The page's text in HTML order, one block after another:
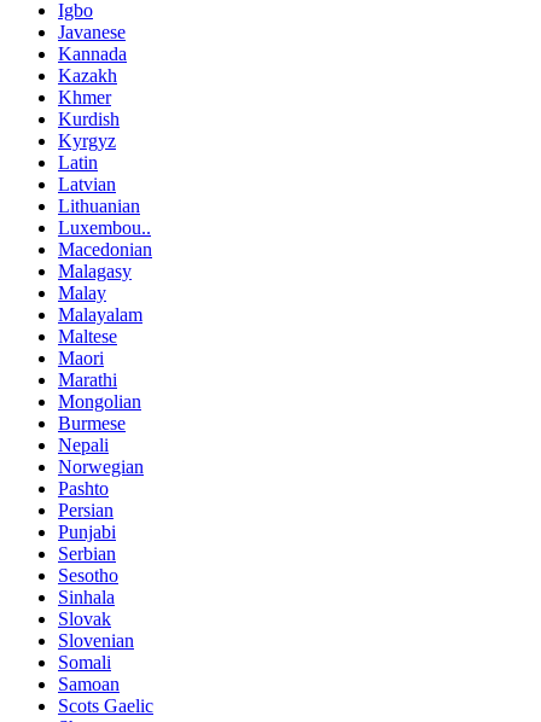
Igbo
Javanese
Kannada
Kazakh
Khmer
Kurdish
Kyrgyz
Latin
Latvian
Lithuanian
Luxembou..
Macedonian
Malagasy
Malay
Malayalam
Maltese
Maori
Marathi
Mongolian
Burmese
Nepali
Norwegian
Pashto
Persian
Punjabi
Serbian
Sesotho
Sinhala
Slovak
Slovenian
Somali
Samoan
Scots Gaelic